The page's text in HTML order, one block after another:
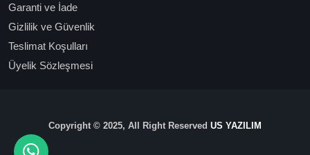
Garanti ve İade
Gizlilik ve Güvenlik
Teslimat Koşulları
Üyelik Sözleşmesi
Copyright © 2025, All Right Reserved US YAZILIM